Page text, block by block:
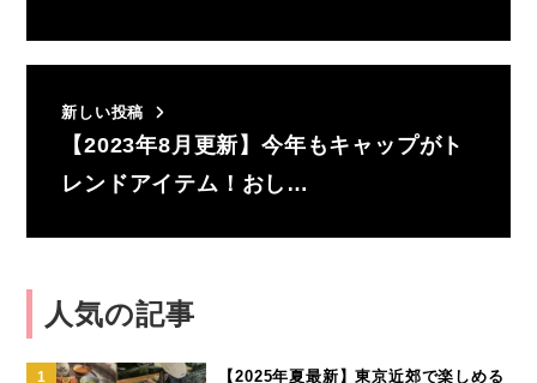
新しい投稿
【2023年8月更新】今年もキャップがト
レンドアイテム！おし…
人気の記事
【2025年夏最新】東京近郊で楽しめる